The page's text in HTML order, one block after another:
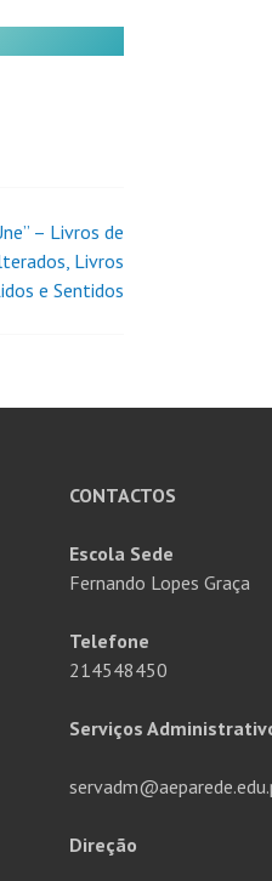
– Livros de
Livros
e Sentidos
CONTACTOS
Escola Sede
Fernando Lopes Graça
Telefone
214548450
Serviços
Direção